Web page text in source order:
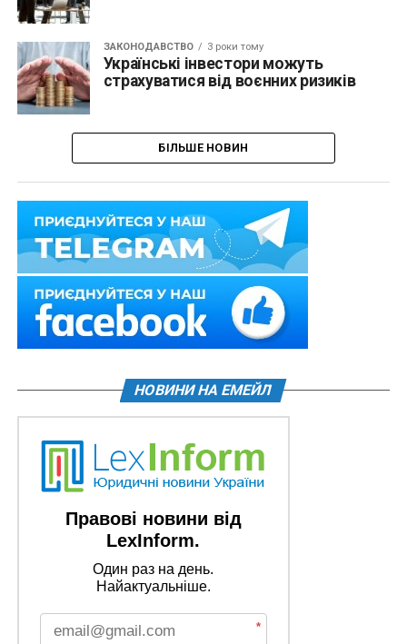
ЗАКОНОДАВСТВО 3 роки тому
Українські інвестори можуть
страхуватися від воєнних ризиків
БІЛЬШЕ НОВИН
НОВИНИ НА ЕМЕЙЛ
Правові новини від
LexInform.
Один раз на день.
Найактуальніше.
*